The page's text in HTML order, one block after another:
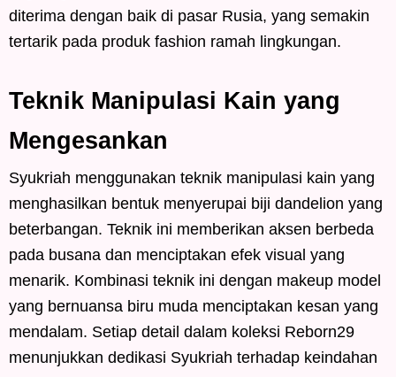
diterima dengan baik di pasar Rusia, yang semakin
tertarik pada produk fashion ramah lingkungan.
Teknik Manipulasi Kain yang
Mengesankan
Syukriah menggunakan teknik manipulasi kain yang
menghasilkan bentuk menyerupai biji dandelion yang
beterbangan. Teknik ini memberikan aksen berbeda
pada busana dan menciptakan efek visual yang
menarik. Kombinasi teknik ini dengan makeup model
yang bernuansa biru muda menciptakan kesan yang
mendalam. Setiap detail dalam koleksi Reborn29
menunjukkan dedikasi Syukriah terhadap keindahan